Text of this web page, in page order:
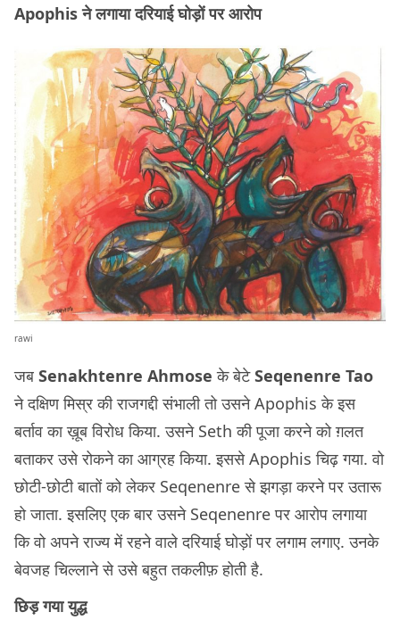
Apophis ने लगाया दरियाई घोड़ों पर आरोप
rawi
जब Senakhtenre Ahmose के बेटेSeqenenre Tao
ने दक्षिण मिस्र की राजगद्दी संभाली तो उसने Apophis के इस
बर्ताव का ख़ूब विरोध किया. उसने Seth की पूजा करने को ग़लत
बताकर उसे रोकने का आग्रह किया. इससे Apophis चिढ़ गया. वो
छोटी-छोटी बातों को लेकर Seqenenre से झगड़ा करने पर उतारू
हो जाता. इसलिए एक बार उसने Seqenenre पर आरोप लगाया
कि वो अपने राज्य में रहने वाले दरियाई घोड़ों पर लगाम लगाए. उनके
बेवजह चिल्लाने से उसे बहुत तकलीफ़ होती है.
छिड़ गया युद्ध